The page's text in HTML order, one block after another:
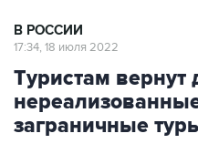
В РОССИИ
17:34, 18 июля 2022
Туристам вернут
заграничные